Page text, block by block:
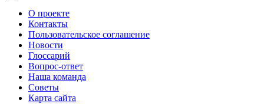
О проекте
Контакты
Пользовательское соглашение
Новости
Глоссарий
Вопрос-ответ
Наша команда
Советы
Карта сайта